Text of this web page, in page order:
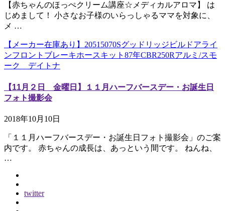
【赤ちゃんのほっぺクリーム講座☆メディカルアロマ】 は
じめまして！ 小さなお子様のいらっしゃるママを対象に、
メ …
【メーカー在庫あり】20515070Sグッドリッジビルドアライ
ンフロントブレーキホースキット87年CBR250Rアルミ/スモ
ーク デイトナ
【11月２日 金曜日】１１月ハーフバースデー・お誕生日
フォト撮影会
2018年10月10日
「１１月ハーフバースデー・お誕生日フォト撮影会」のご案
内です。 赤ちゃんの成長は、あっという間です。 ねんね、
…
twitter